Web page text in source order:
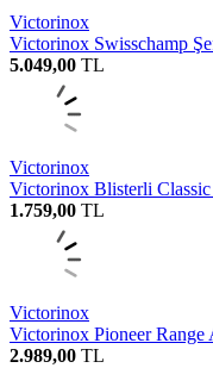
Victorinox
Victorinox Swisschamp
5.049,00 TL
Victorinox
Victorinox Blisterli Classic
1.759,00 TL
Victorinox
Victorinox Pioneer Range
2.989,00 TL